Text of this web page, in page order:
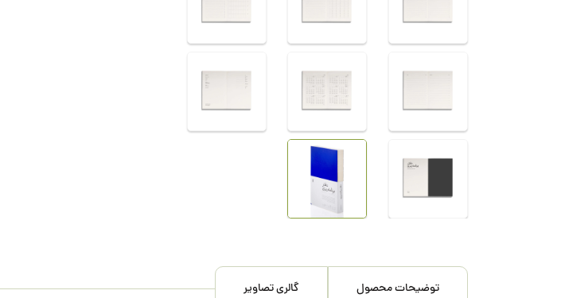
توضیحات محصول گالری تصاویر